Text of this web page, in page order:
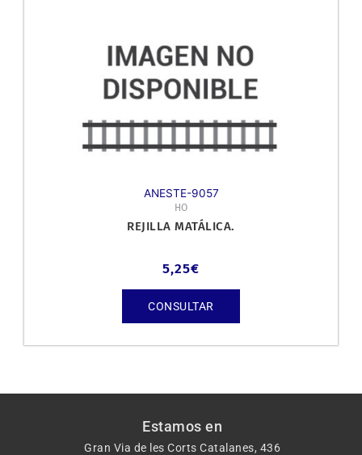
ANESTE-9057
HO
REJILLA MATÁLICA.
5,25€
CONSULTAR
Estamos en
Gran Via de les Corts Catalanes, 436